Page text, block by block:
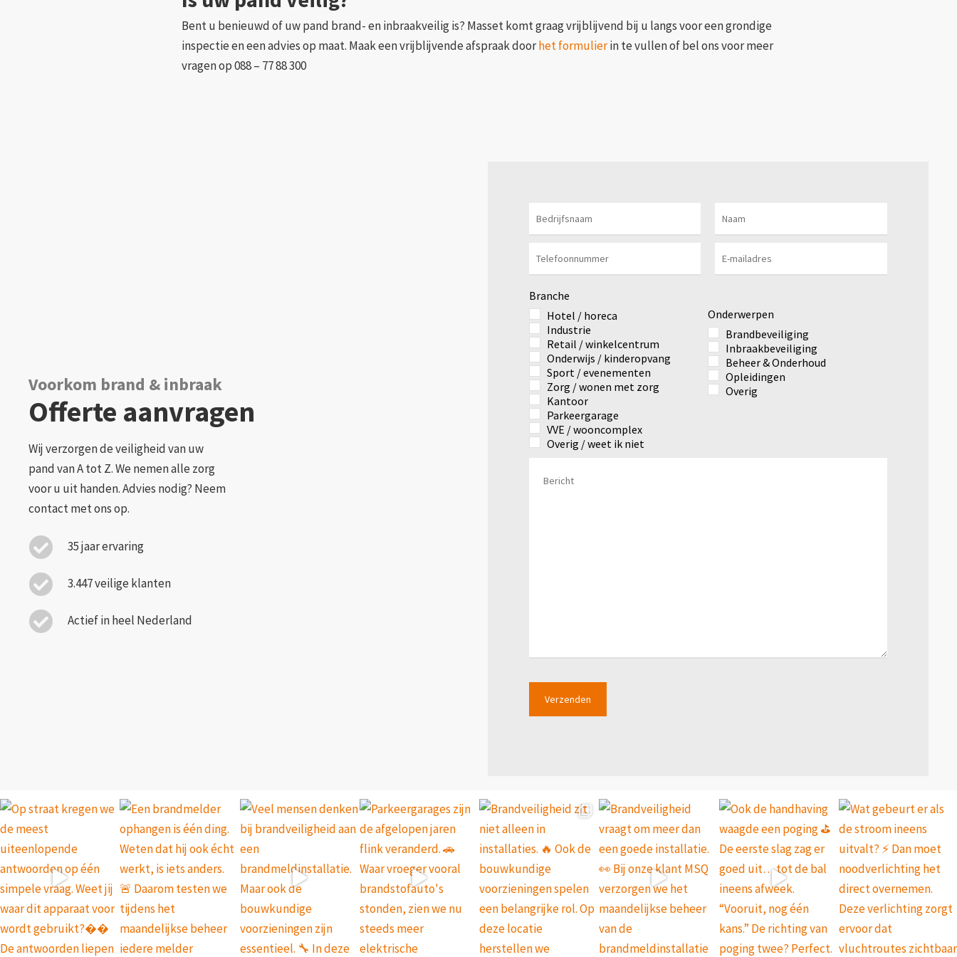
Bent u benieuwd of uw pand brand- en inbraakveilig is? Masset komt graag vrijblijvend bij u langs voor een grondige
inspectie en een advies op maat. Maak een vrijblijvende afspraak doorhet formulierin te vullen of bel ons voor meer
vragen op 088 – 77 88 300
Voorkom brand & inbraak
Offerte aanvragen
Wij verzorgen de veiligheid van uw
pand van A tot Z. We nemen alle zorg
voor u uit handen. Advies nodig? Neem
contact met ons op.
35 jaar ervaring
3.447 veilige klanten
Actief in heel Nederland
Branche
Hotel / horeca
Industrie
Retail / winkelcentrum
Onderwijs / kinderopvang
Sport / evenementen
Zorg / wonen met zorg
Kantoor
Parkeergarage
VVE / wooncomplex
Overig / weet ik niet
Onderwerpen
Brandbeveiliging
Inbraakbeveiliging
Beheer & Onderhoud
Opleidingen
Overig